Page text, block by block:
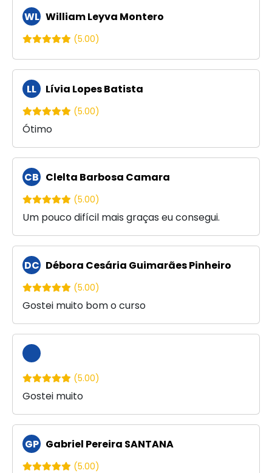
WL William Leyva Montero
(5.00)
LL Lívia Lopes Batista
(5.00)
Ótimo
CB Clelta Barbosa Camara
(5.00)
Um pouco difícil mais graças eu consegui.
DC Débora Cesária Guimarães Pinheiro
(5.00)
Gostei muito bom o curso
(5.00)
Gostei muito
GP Gabriel Pereira SANTANA
(5.00)